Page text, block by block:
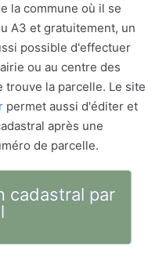
la commune où il se
A3 et gratuitement, un
possible d'effectuer
ou au centre des
trouve la parcelle. Le site
permet aussi d'éditer et
après une
de parcelle.
cadastral par